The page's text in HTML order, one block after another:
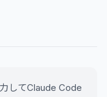
してClaude Code